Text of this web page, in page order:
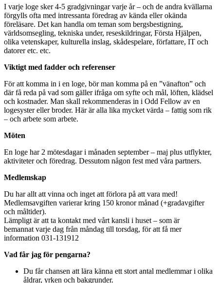
I varje loge sker 4-5 gradgivningar varje år – och de andra kvällarna
förgylls ofta med intressanta föredrag av kända eller okända
föreläsare. Det kan handla om teman som bergsbestigning,
världsomsegling, tekniska under, reseskildringar, Första Hjälpen,
olika vetenskaper, kulturella inslag, skådespelare, författare, IT och
datorer etc. etc.
Viktigt med fadder och referenser
För att komma in i en loge, bör man komma på en ”vänafton” och
där få reda på vad som gäller ifråga om syfte och mål, löften, klädsel
och kostnader. Man skall rekommenderas in i Odd Fellow av en
logesyster eller broder. Här är alla lika mycket värda – fattig som rik
– och arbete som arbete.
Möten
En loge har 2 mötesdagar i månaden september – maj plus utflykter,
aktiviteter och föredrag. Dessutom någon fest med våra partners.
Medlemskap
Du har allt att vinna och inget att förlora på att vara med!
Medlemsavgiften varierar kring 150 kronor månad (+gradavgifter
och måltider).
Lämpligt är att ta kontakt med vårt kansli i huset – som är
bemannat varje dag från måndag till torsdag, för att få mer
information 031-131912
Vad får jag för pengarna?
Du får chansen att lära känna ett stort antal medlemmar i olika
åldrar, yrken och bakgrunder.